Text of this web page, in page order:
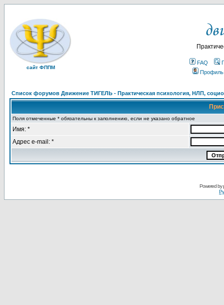
сайт ФППМ
FAQ
Профиль
Список форумов Движение ТИГЕЛЬ - Практическая психология, НЛП,
Поля отмеченные * обязательны к заполнению, если не указано обратное
Имя: *
Адрес e-mail: *
Powered by